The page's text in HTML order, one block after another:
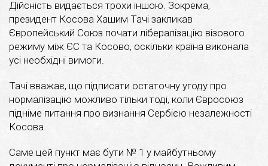
Дійсність видається трохи іншою. Зокрема,
президент Косова Хашим Тачі закликав
Європейський Союз почати лібералізацію візового
режиму між ЄС та Косово, оскільки країна виконала
усі необхідні вимоги.
Тачі вважає, що підписати остаточну угоду про
нормалізацію можливо тільки тоді, коли Євросоюз
підніме питання про визнання Сербією незалежності
Косова.
Саме цей пункт має бути № 1 у майбутньому